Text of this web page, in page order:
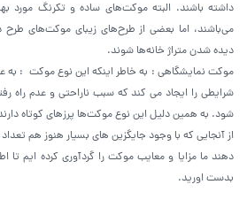
داشته باشند. البته موکت‌های ساده و تکرنگ مورد
می‌باشند، اما بعضی از طرح‌های زیبای موکت‌های طرح
دیده شدن متراژ خانه‌ها شوند.
موکت نمایشگاهی : به خاطر اینکه این نوع موکت : به
شرایطی را ایجاد می کند که سبب ناراحتی و عدم راه
شود. به همین دلیل این نوع موکت‌ها پرزهای کوتاه
از آنجایی که با وجود جایگزین های بسیار هنوز هم
دهند ما مزایا و معایب موکت را گردآوری کرده ایم تا
بدست اورید.